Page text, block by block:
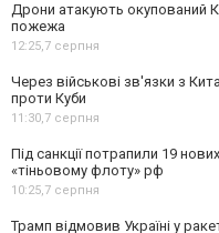
Дрони атакують окупований
пожежа
12:25,7 серпня
Через військові зв'язки з
проти Куби
11:30,7 серпня
Під санкції потрапили 19
«тіньовому флоту» рф
10:25,7 серпня
Трамп відмовив Україні у